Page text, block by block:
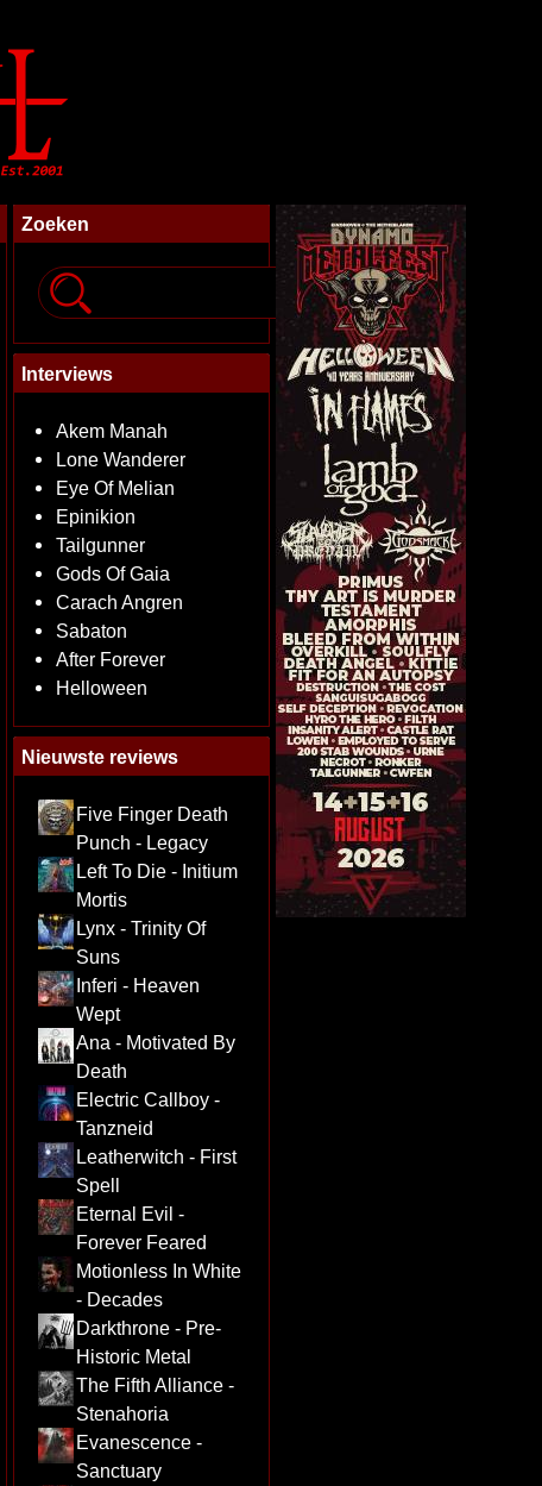
Zoeken
Interviews
Akem Manah
Lone Wanderer
Eye Of Melian
Epinikion
Tailgunner
Gods Of Gaia
Carach Angren
Sabaton
After Forever
Helloween
Nieuwste reviews
Five Finger Death
Punch - Legacy
Left To Die - Initium
Mortis
Lynx - Trinity Of
Suns
Inferi - Heaven
Wept
Ana - Motivated By
Death
Electric Callboy -
Tanzneid
Leatherwitch - First
Spell
Eternal Evil -
Forever Feared
Motionless In White
- Decades
Darkthrone - Pre-
Historic Metal
The Fifth Alliance -
Stenahoria
Evanescence -
Sanctuary